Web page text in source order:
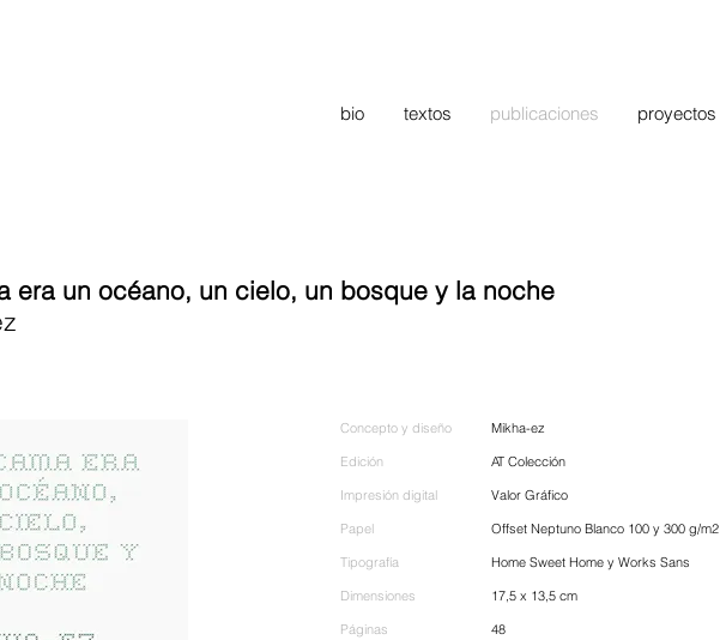
bio textos publicaciones proyectos
era un océano, un cielo, un bosque y la noche
Concepto y diseño
Edición
Impresión digital
Papel
Tipografía
Dimensiones
Páginas
Mikha-ez
AT Colección
Valor Gráfico
Offset Neptuno Blanco 100 y 300 g/m2
Home Sweet Home y Works Sans
17,5 x 13,5 cm
48